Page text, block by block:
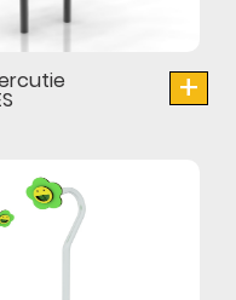
+